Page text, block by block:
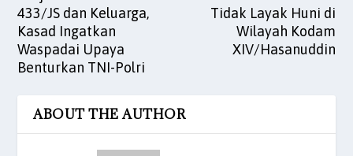
433/JS dan Keluarga,
Kasad Ingatkan
Waspadai Upaya
Benturkan TNI-Polri
Tidak Layak Huni di
Wilayah Kodam
XIV/Hasanuddin
ABOUT THE AUTHOR